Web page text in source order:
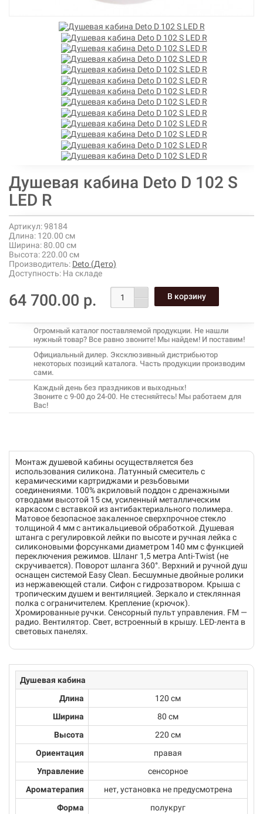
Душевая кабина Deto D 102 S
LED R
Артикул:98184
Длина: 120.00 см
Ширина: 80.00 см
Высота:220.00 см
Производитель: Deto (Дето)
Доступность: На складе
64 700.00 р.
Огромный каталог поставляемой продукции. Не нашли
нужный товар? Все равно звоните! Мы найдем! И поставим!
Официальный дилер. Эксклюзивный дистрибьютор
некоторых позиций каталога. Часть продукции производим
сами.
Каждый день без праздников и выходных!
Звоните с 9-00 до 24-00. Не стесняйтесь! Мы работаем для
Вас!
Монтаж душевой кабины осуществляется без
использования силикона. Латунный смеситель с
керамическими картриджами и резьбовыми
соединениями. 100% акриловый поддон с дренажными
отводами высотой 15 см, усиленный металлическим
каркасом с вставкой из антибактериального полимера.
Матовое безопасное закаленное сверхпрочное стекло
толщиной 4 мм с антикальциевой обработкой. Душевая
штанга с регулировкой лейки по высоте и ручная лейка с
силиконовыми форсунками диаметром 140 мм с функцией
переключения режимов. Шланг 1,5 метра Anti-Twist (не
скручивается). Поворот шланга 360°. Верхний и ручной душ
оснащен системой Easy Clean. Бесшумные двойные ролики
из нержавеющей стали. Сифон с гидрозатвором. Крыша с
тропическим душем и вентиляцией. Зеркало и стеклянная
полка с ограничителем. Крепление (крючок).
Хромированные ручки. Сенсорный пульт управления. FM —
радио. Вентилятор. Свет, встроенный в крышу. LED-лента в
световых панелях.
Душевая кабина
Длина
120 см
Ширина
80 см
Высота
220 см
Ориентация
правая
Управление
сенсорное
Ароматерапия
нет, установка не предусмотрена
Форма
полукруг